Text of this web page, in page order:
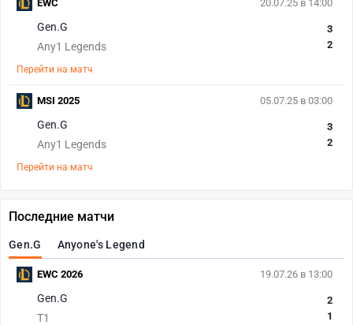
20.07.25 в 14:00
Gen.G
Any1 Legends
3
2
Перейти на матч
EWC
05.07.25 в 03:00
Gen.G
Any1 Legends
3
2
Перейти на матч
MSI 2025
Последние матчи
Gen.G Anyone's Legend
19.07.26 в 13:00
Gen.G
T1
2
1
EWC 2026